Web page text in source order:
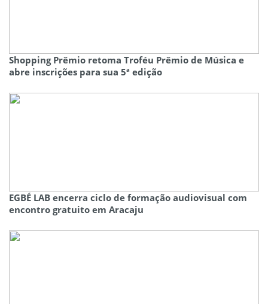
Shopping Prêmio retoma Troféu Prêmio de Música e
abre inscrições para sua 5ª edição
EGBÉ LAB encerra ciclo de formação audiovisual com
encontro gratuito em Aracaju